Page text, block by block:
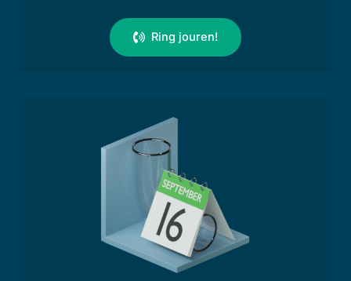
Ring jouren!